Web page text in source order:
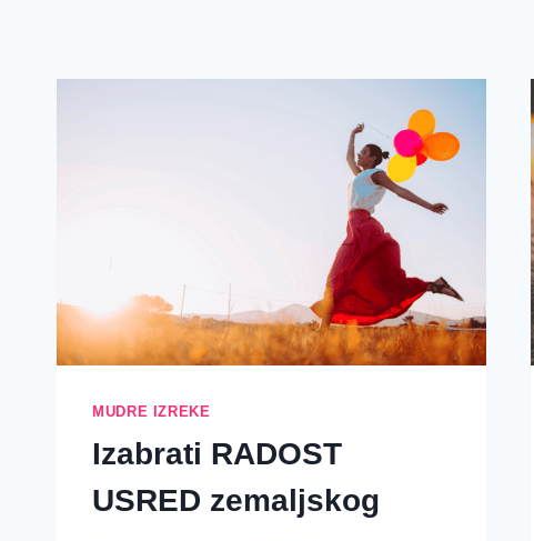
MUDRE IZREKE
Izabrati RADOST
USRED zemaljskog